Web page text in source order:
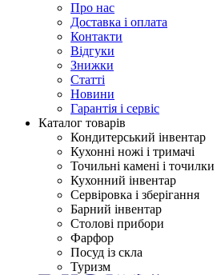
Про нас
Доставка і оплата
Контакти
Відгуки
Знижки
Статті
Новини
Гарантія і сервіс
Каталог товарів
Кондитерський інвентар
Кухонні ножі і тримачі
Точильні камені і точилки
Кухонний інвентар
Сервіровка і зберігання
Барний інвентар
Столові прибори
Фарфор
Посуд із скла
Туризм